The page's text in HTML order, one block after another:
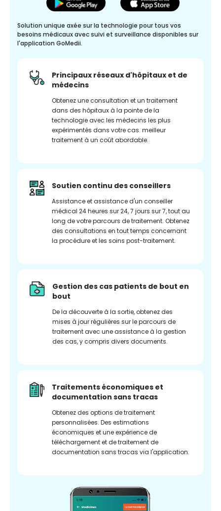
Solution unique axée sur la technologie pour tous vos
besoins médicaux avec suivi et surveillance disponibles sur
l'application GoMedii.
Principaux réseaux d'hôpitaux et de
médecins
Obtenez une consultation et un traitement
dans des hôpitaux à la pointe de la
technologie avec les médecins les plus
expérimentés dans votre cas. meilleur
traitement à un coût abordable.
Soutien continu des conseillers
Assistance et assistance d'un conseiller
médical 24 heures sur 24, 7 jours sur 7, tout au
long de votre parcours de traitement. Obtenez
des consultations en tout temps concernant
la procédure et les soins post-traitement.
Gestion des cas patients de bout en
bout
De la découverte à la sortie, obtenez des
mises à jour régulières sur le parcours de
traitement avec une assistance à la gestion
des cas, y compris divers documents.
Traitements économiques et
documentation sans tracas
Obtenez des options de traitement
personnalisées. Des estimations
économiques et une expérience de
téléchargement et de traitement de
documentation sans tracas via l'application.